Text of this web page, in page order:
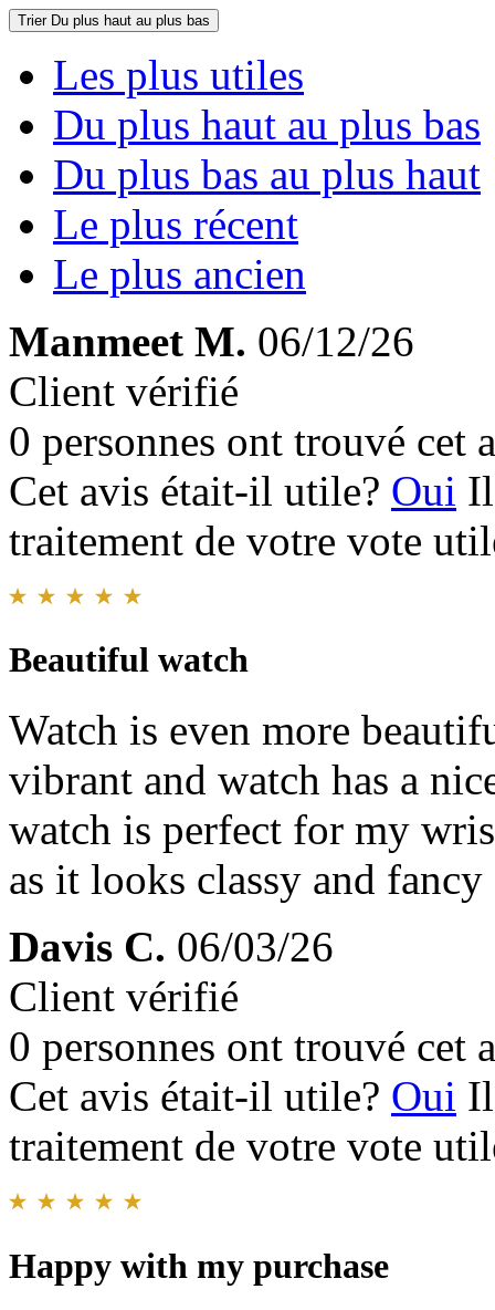
Trier Du plus haut au plus bas
Les plus utiles
Du plus haut au plus bas
Du plus bas au plus haut
Le plus récent
Le plus ancien
Manmeet M. 06/12/26
Client vérifié
0 personnes ont trouvé cet
Cet avis était-il utile? Oui
traitement de votre vote
Beautiful watch
Watch is even more
vibrant and watch has a
watch is perfect for my
as it looks classy and fancy
Davis C. 06/03/26
Client vérifié
0 personnes ont trouvé cet
Cet avis était-il utile? Oui
traitement de votre vote
Happy with my purchase